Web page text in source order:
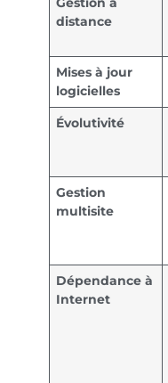
distance
Mises à jour
logicielles
Évolutivité
Gestion
multisite
Dépendance à
Internet